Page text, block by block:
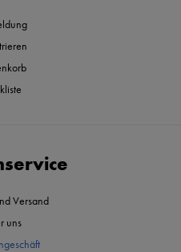
Versand
uns